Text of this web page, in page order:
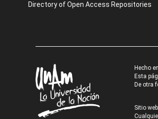
Directory of Open Access Repositories
Hecho
Esta
De otra
Sitio